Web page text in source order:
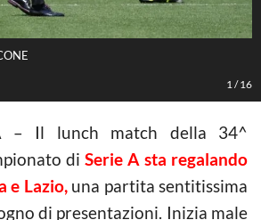
1 /16
– Il lunch match della 34^
diSerie A sta regalando
e Lazio, una partita sentitissima
di presentazioni. Inizia male